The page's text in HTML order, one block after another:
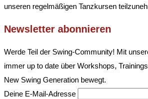
unseren regelmäßigen Tanzkursen
Newsletter abonnieren
Werde Teil der Swing-Community! Mit
immer up to date über Workshops,
New Swing Generation bewegt.
Deine E-Mail-Adresse